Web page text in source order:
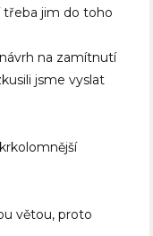
třeba jim do toho
na zamítnutí
jsme vyslat
větou, proto